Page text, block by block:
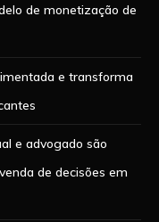
de monetização de
e transforma
e advogado são
de decisões em